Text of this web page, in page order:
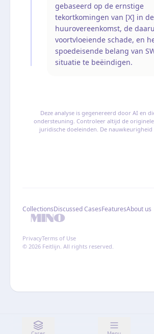
gebaseerd op de ernstige
tekortkomingen van [X] in de
huurovereenkomst, de
voortvloeiende schade, en
spoedeisende belang van
situatie te beëindigen.
Deze analyse is gegenereerd door AI en
ondersteuning. Controleer altijd de
juridische doeleinden. De nauwkeurigheid
CollectionsDiscussed CasesFeaturesAbout us
PrivacyTerms of Use
© 2026 Feitlijn. All rights reserved.